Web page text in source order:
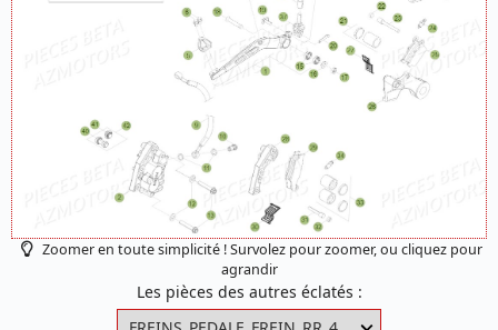
Zoomer en toute simplicité ! Survolez pour zoomer, ou cliquez pour
agrandir
Les pièces des autres éclatés :